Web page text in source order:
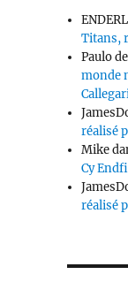
Titans,
Paulo
monde
réalisé
Mike
Cy
réalisé